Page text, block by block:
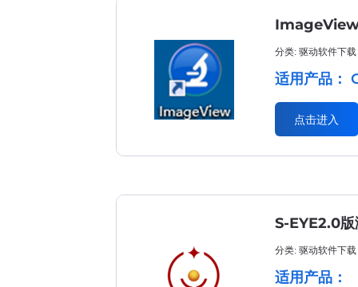
分类: 驱动软件下载
适用产品：
点击进入
S-EYE2.0版
分类: 驱动软件下载
适用产品：